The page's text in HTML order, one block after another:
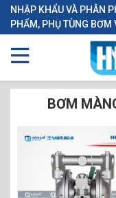
NHẬP KHẨU VÀ PHÂN
PHẨM, PHỤ TÙNG BƠM
BƠM